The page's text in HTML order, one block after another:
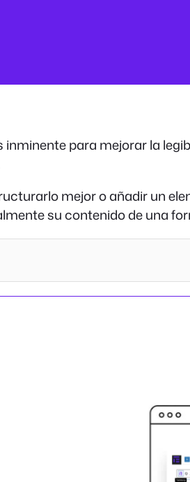
para mejorar la
mejor o añadir un
su contenido de una